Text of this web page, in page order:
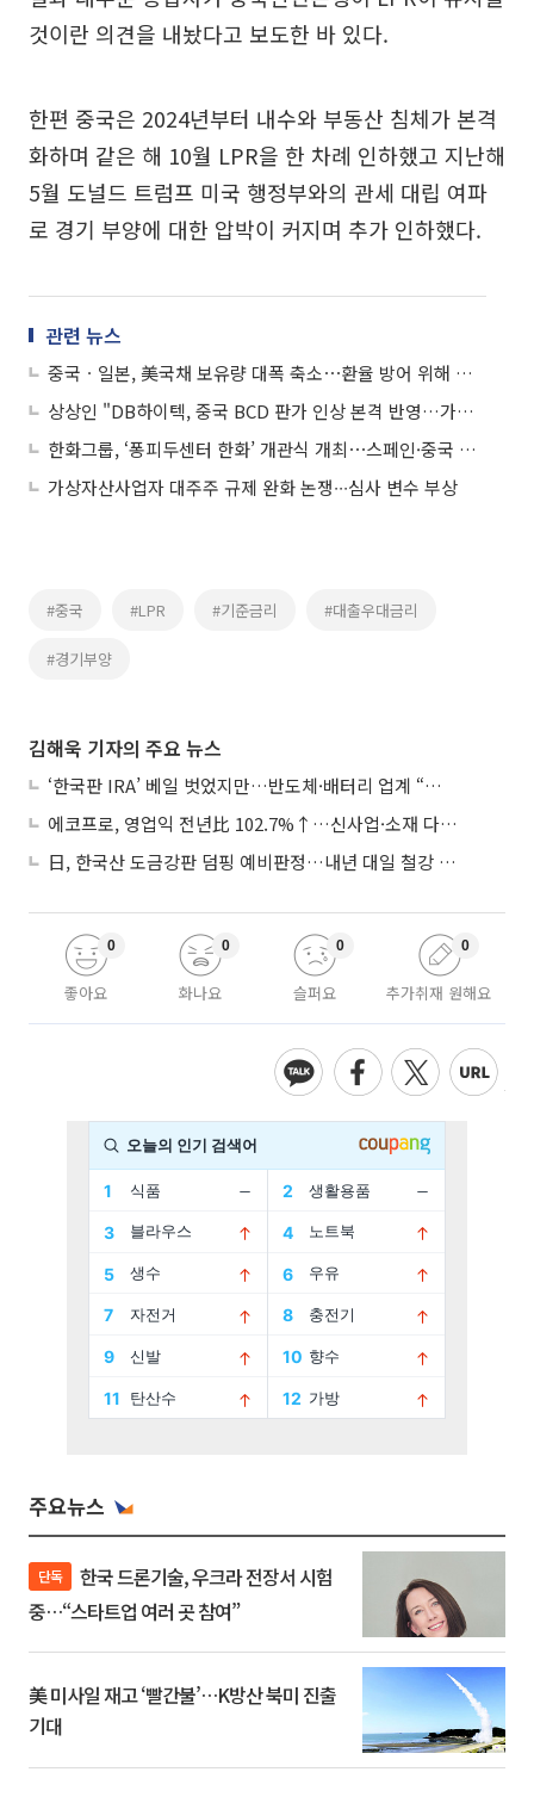
것이란 의견을 내놨다고 보도한 바 있다.
한편 중국은 2024년부터 내수와 부동산 침체가 본격
화하며 같은 해 10월 LPR을 한 차례 인하했고 지난해
5월 도널드 트럼프 미국 행정부와의 관세 대립 여파
로 경기 부양에 대한 압박이 커지며 추가 인하했다.
관련 뉴스
중국ㆍ일본, 美국채 보유량 대폭 축소⋯환율 방어 위해 달러자산 매각
상상인 "DB하이텍, 중국 BCD 판가 인상 본격 반영…가격 상승 사이클 기대"
한화그룹, ‘퐁피두센터 한화’ 개관식 개최⋯스페인·중국 이어 세 번째
가상자산사업자 대주주 규제 완화 논쟁∙∙∙심사 변수 부상
#중국 #LPR #기준금리 #대출우대금리
#경기부양
김해욱 기자의 주요 뉴스
‘한국판 IRA’ 베일 벗었지만…반도체·배터리 업계 “시행령이 관건”
에코프로, 영업익 전년比 102.7%↑…신사업·소재 다각화 박차
日, 한국산 도금강판 덤핑 예비판정…내년 대일 철강 수출 ‘빨간불’
좋아요
0
화나요
0
슬퍼요
0
추가취재 원해요
0
주요뉴스
단독
중…“스타트업 여러 곳 참여”
美 미사일 재고 ‘빨간불’…K방산 북미 진출
기대